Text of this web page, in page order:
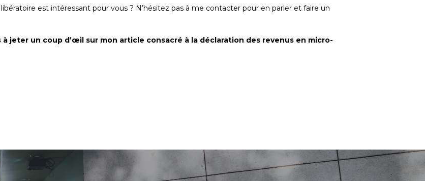
est intéressant pour vous ? N’hésitez pas à me contacter pour en parler et faire un
jeter un coup d’œil sur mon article consacré à la déclaration des revenus en micro-